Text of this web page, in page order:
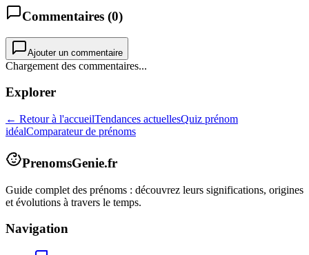
Commentaires (0)
Ajouter un commentaire
Chargement des commentaires...
Explorer
← Retour à l'accueilTendances actuellesQuiz prénom
idéalComparateur de prénoms
PrenomsGenie.fr
Guide complet des prénoms : découvrez leurs significations, origines
et évolutions à travers le temps.
Navigation